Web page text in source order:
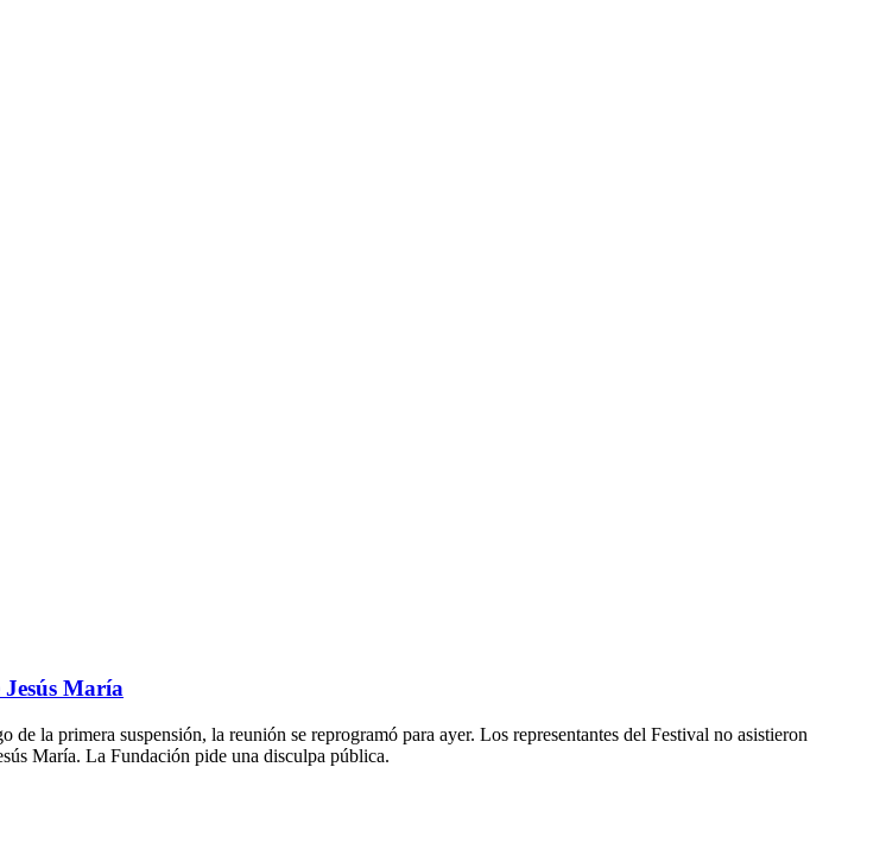
Jesús María
la primera suspensión, la reunión se reprogramó para ayer. Los representantes del Festival no asistieron
María. La Fundación pide una disculpa pública.